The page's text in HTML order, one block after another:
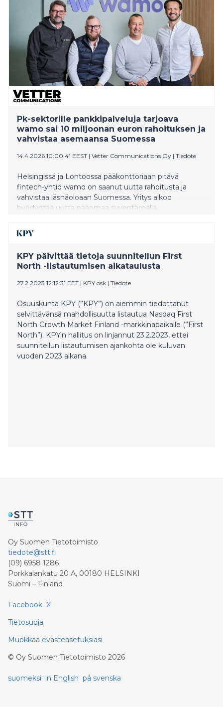
Pk-sektorille pankkipalveluja tarjoava
wamo sai 10 miljoonan euron rahoituksen ja
vahvistaa asemaansa Suomessa
14.4.2026 10:00:41 EEST | Vetter Communications Oy | Tiedote
Helsingissä ja Lontoossa pääkonttoriaan pitävä
fintech-yhtiö wamo on saanut uutta rahoitusta ja
vahvistaa läsnäoloaan Suomessa. Yritys aikoo
hyödyntää uutta pääomaa syventämällä
käyttöönottoa.
KPY päivittää tietoja suunnitellun First
North -listautumisen aikataulusta
27.2.2023 12:12:31 EET | KPY osk | Tiedote
Osuuskunta KPY (”KPY”) on aiemmin tiedottanut
selvittävänsä mahdollisuutta listautua Nasdaq First
North Growth Market Finland -markkinapaikalle (”First
North”). KPY:n hallitus on linjannut 23.2.2023, ettei
suunnitellun listautumisen ajankohta ole kuluvan
vuoden 2023 aikana.
Oy Suomen Tietotoimisto
tiedote@stt.fi
(09) 6958 1286
Porkkalankatu 20 A, 00180 HELSINKI
Suomi – Finland
Facebook X
Tietosuoja
Muokkaa evästeasetuksiasi
© Oy Suomen Tietotoimisto 2026
suomeksi in English på svenska